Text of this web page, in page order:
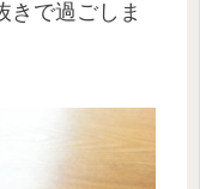
きで過ごしま